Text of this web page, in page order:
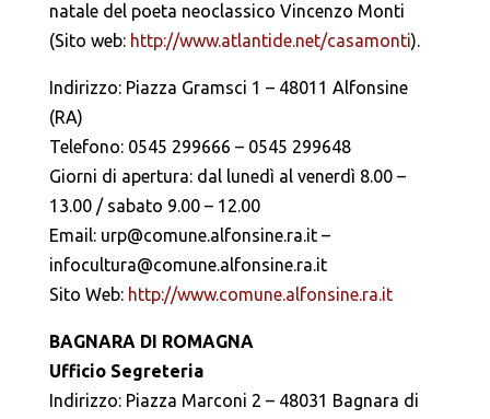
natale del poeta neoclassico Vincenzo Monti
(Sito web: http://www.atlantide.net/casamonti).
Indirizzo: Piazza Gramsci 1 – 48011 Alfonsine
(RA)
Telefono: 0545 299666 – 0545 299648
Giorni di apertura: dal lunedì al venerdì 8.00 –
13.00 / sabato 9.00 – 12.00
Email: urp@comune.alfonsine.ra.it –
infocultura@comune.alfonsine.ra.it
Sito Web: http://www.comune.alfonsine.ra.it
BAGNARA DI ROMAGNA
Ufficio Segreteria
Indirizzo: Piazza Marconi 2 – 48031 Bagnara di